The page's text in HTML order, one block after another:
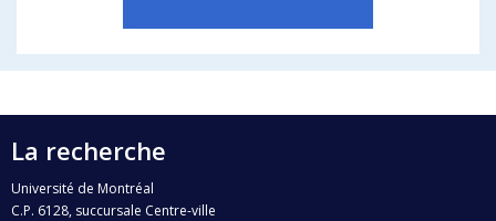
La recherche
Université de Montréal
C.P. 6128, succursale Centre-ville